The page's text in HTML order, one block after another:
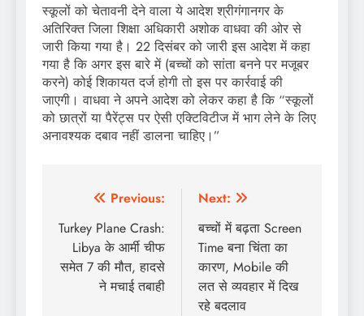
स्कूलों को चेतावनी देने वाला ये आदेश श्रीगंगानगर के
अतिरिक्त जिला शिक्षा अधिकारी अशोक वाधवा की ओर से
जारी किया गया है। 22 दिसंबर को जारी इस आदेश में कहा
गया है कि अगर इस बारे में (बच्चों को सांता बनने पर मजूबर
करने) कोई शिकायत दर्ज होगी तो इस पर कार्रवाई की
जाएगी। वाधवा ने अपने आदेश को लेकर कहा है कि “स्कूलों
को छात्रों या पैरेंट्स पर ऐसी एक्टिविटीज में भाग लेने के लिए
अनावश्यक दबाव नहीं डालना चाहिए।”
Post
navigation
Previous:
Turkey Plane Crash:
Libya के आर्मी चीफ
समेत 7 की मौत, हादसे
ने मचाई तबाही
Next:
बच्चों में बढ़ता Screen
Time बना चिंता का
कारण, Mobile की
लत से व्यवहार में दिख
रहे बदलाव